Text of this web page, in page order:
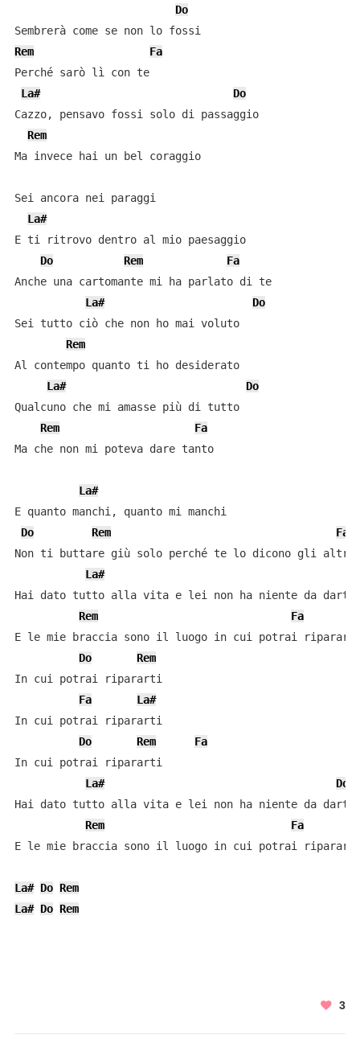
Do
Rem
Fa
Perché sarò lì con te
La#
Do
Cazzo, pensavo fossi solo di passaggio
Rem
Ma invece hai un bel coraggio
Sei ancora nei paraggi
La#
E ti ritrovo dentro al mio paesaggio
Do
Rem
Fa
Anche una cartomante mi ha parlato di te
La#
Do
Sei tutto ciò che non ho mai voluto
Rem
Al contempo quanto ti ho desiderato
La#
Do
Qualcuno che mi amasse più di tutto
Rem
Fa
Ma che non mi poteva dare tanto
La#
E quanto manchi, quanto mi manchi
Do
Rem
Fa
Non ti buttare giù solo perché te lo dicono gli altri
La#
Hai dato tutto alla vita e lei non ha niente da darti
Rem
Fa
E le mie braccia sono il luogo in cui potrai
Do
Rem
In cui potrai ripararti
Fa
La#
In cui potrai ripararti
Do
Rem
Fa
In cui potrai ripararti
La#
Do
Hai dato tutto alla vita e lei non ha niente da darti
Rem
Fa
E le mie braccia sono il luogo in cui potrai
La# Do Rem
La# Do Rem
3